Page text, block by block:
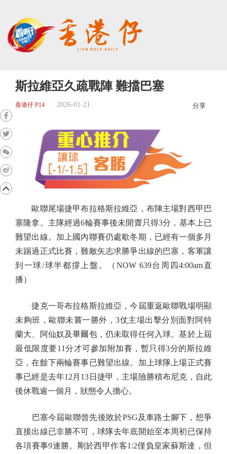
斯拉維亞久疏戰陣 難擋巴塞
香港仔 P14 2026-01-21 分享
歐聯尾場捷甲布拉格斯拉維亞，布陣主場對西甲巴
塞隆拿。主隊經過6輪賽事後未開齋只得3分，基本上已
難望出線。加上國內聯賽仍處歇冬期，已經有一個多月
未踢過正式比賽，難敵矢志求勝爭出線的巴塞，客軍讓
到一球/球半都撐上盤。（NOW 639台周四4:00am直
播）
捷克一哥布拉格斯拉維亞，今屆重返歐聯戰場明顯
未夠班，歐聯未嘗一勝外，3仗主場出擊分別面對阿特
蘭大、阿仙奴及畢爾包，仍未取得任何入球。基於上屆
最低限度要11分才可參加附加賽，暫只得3分的斯拉維
亞，在餘下兩輪賽事已難望出線。加上球隊上場正式賽
事已經是去年12月13日捷甲，主場險勝積布尼克，自此
後休戰逾一個月，狀態令人擔心。
巴塞今屆歐聯曾先後敗於PSG及車路士腳下，想爭
直接出線已非勝不可，球隊去年底開始至本周初已保持
各項賽事9連勝。剛於西甲作客1:2僅負皇家蘇斯達，但